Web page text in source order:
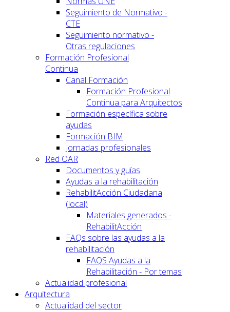
Seguimiento de Normativo -
CTE
Seguimiento normativo -
Otras regulaciones
Formación Profesional
Continua
Canal Formación
Formación Profesional
Continua para Arquitectos
Formación específica sobre
ayudas
Formación BIM
Jornadas profesionales
Red OAR
Documentos y guías
Ayudas a la rehabilitación
RehabilitAcción Ciudadana
(local)
Materiales generados -
RehabilitAcción
FAQs sobre las ayudas a la
rehabilitación
FAQS Ayudas a la
Rehabilitación - Por temas
Actualidad profesional
Arquitectura
Actualidad del sector